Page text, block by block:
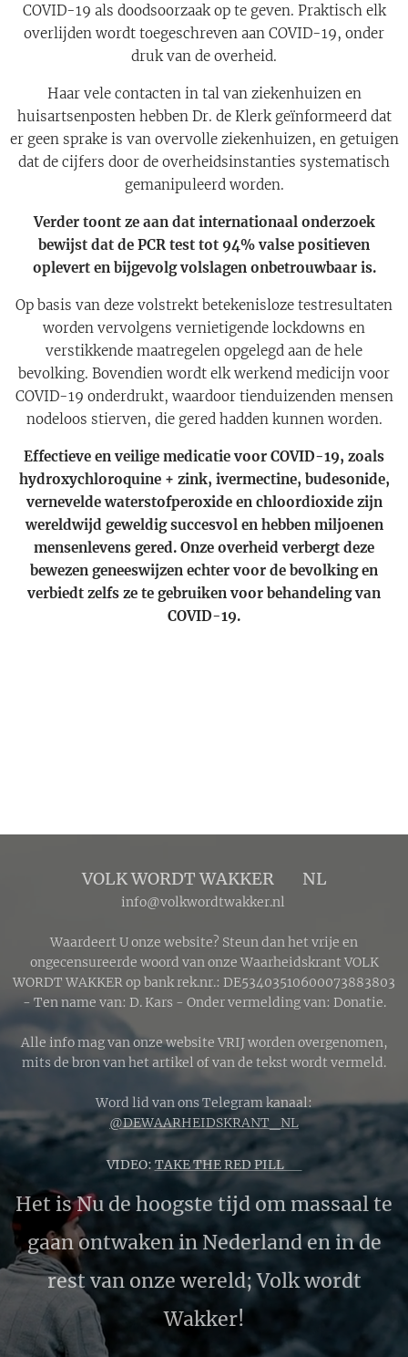
COVID-19 als doodsoorzaak op te geven. Praktisch elk
overlijden wordt toegeschreven aan COVID-19, onder
druk van de overheid.
Haar vele contacten in tal van ziekenhuizen en
huisartsenposten hebben Dr. de Klerk geïnformeerd dat
er geen sprake is van overvolle ziekenhuizen, en getuigen
dat de cijfers door de overheidsinstanties systematisch
gemanipuleerd worden.
Verder toont ze aan dat internationaal onderzoek
bewijst dat de PCR test tot 94% valse positieven
oplevert en bijgevolg volslagen onbetrouwbaar is.
Op basis van deze volstrekt betekenisloze testresultaten
worden vervolgens vernietigende lockdowns en
verstikkende maatregelen opgelegd aan de hele
bevolking. Bovendien wordt elk werkend medicijn voor
COVID-19 onderdrukt, waardoor tienduizenden mensen
nodeloos stierven, die gered hadden kunnen worden.
Effectieve en veilige medicatie voor COVID-19, zoals
hydroxychloroquine + zink, ivermectine, budesonide,
vernevelde waterstofperoxide en chloordioxide zijn
wereldwijd geweldig succesvol en hebben miljoenen
mensenlevens gered. Onze overheid verbergt deze
bewezen geneeswijzen echter voor de bevolking en
verbiedt zelfs ze te gebruiken voor behandeling van
COVID-19.
VOLK WORDT WAKKER 🔴 NL
info@volkwordtwakker.nl
Waardeert U onze website? Steun dan het vrije en
ongecensureerde woord van onze Waarheidskrant VOLK
WORDT WAKKER op bank rek.nr.: DE53403510600073883803
- Ten name van: D. Kars - Onder vermelding van: Donatie.
Alle info mag van onze website VRIJ worden overgenomen,
mits de bron van het artikel of van de tekst wordt vermeld.
Word lid van ons Telegram kanaal:
@DEWAARHEIDSKRANT_NL
VIDEO: TAKE THE RED PILL 🔴
Het is Nu de hoogste tijd om massaal te
gaan ontwaken in Nederland en in de
rest van onze wereld; Volk wordt
Wakker!